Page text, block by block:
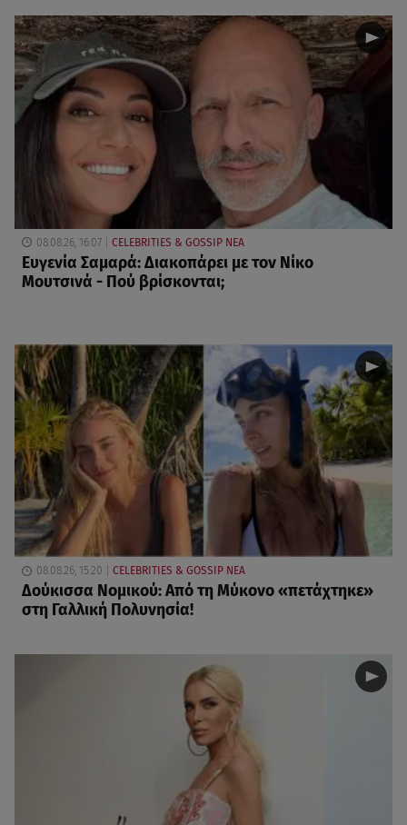
08.08.26, 16:07 CELEBRITIES & GOSSIP ΝΕΑ
Ευγενία Σαμαρά: Διακοπάρει με τον Νίκο
Μουτσινά - Πού βρίσκονται;
08.08.26, 15:20 CELEBRITIES & GOSSIP ΝΕΑ
Δούκισσα Νομικού: Από τη Μύκονο «πετάχτηκε»
στη Γαλλική Πολυνησία!